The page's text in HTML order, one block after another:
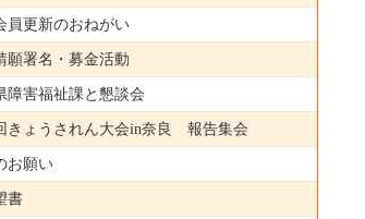
更新のおねがい
署名・募金活動
害福祉課と懇談会
ょうされん大会in奈良 報告集会
願い
書